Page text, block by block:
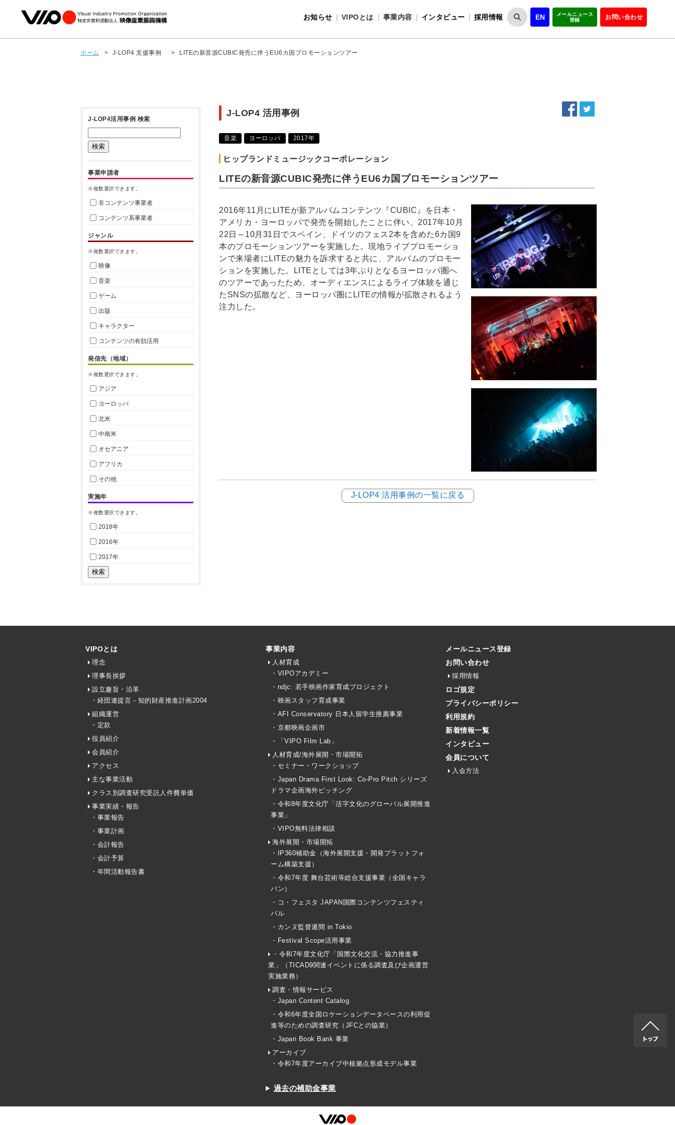
お知らせ VIPOとは
VIPOとは
事業内容
インタビュー 採用情報 EN
メールニュース
登録
お問い合わせ
ホーム > J-LOP4 支援事例 > LITEの新音源CUBIC発売に伴うEU6カ国プロモーションツアー
J-LOP4 活用事例
音楽 ヨーロッパ 2017年
ヒップランドミュージックコーポレーション
LITEの新音源CUBIC発売に伴うEU6カ国プロモーションツアー
2016年11月にLITEが新アルバムコンテンツ『CUBIC』を日本・
アメリカ・ヨーロッパで発売を開始したことに伴い、2017年10月
22日～10月31日でスペイン、ドイツのフェス2本を含めた6カ国9
本のプロモーションツアーを実施した。現地ライブプロモーショ
ンで来場者にLITEの魅力を訴求すると共に、アルバムのプロモー
ションを実施した。LITEとしては3年ぶりとなるヨーロッパ圏へ
のツアーであったため、オーディエンスによるライブ体験を通じ
たSNSの拡散など、ヨーロッパ圏にLITEの情報が拡散されるよう
注力した。
J-LOP4 活用事例の一覧に戻る
J-LOP4活用事例 検索
事業申請者
※複数選択できます。
非コンテンツ事業者
コンテンツ系事業者
ジャンル
※複数選択できます。
映像
音楽
ゲーム
出版
キャラクター
コンテンツの有効活用
発信先（地域）
※複数選択できます。
アジア
ヨーロッパ
北米
中南米
オセアニア
アフリカ
その他
実施年
※複数選択できます。
2018年
2016年
2017年
VIPOとは
理念
理事長挨拶
設立趣旨・沿革
・経団連提言－知的財産推進計画2004
組織運営
・定款
役員紹介
会員紹介
アクセス
主な事業活動
クラス別調査研究受託人件費単価
事業実績・報告
・事業報告
・事業計画
・会計報告
・会計予算
・年間活動報告書
事業内容
人材育成
・VIPOアカデミー
・ndjc: 若手映画作家育成プロジェクト
・映画スタッフ育成事業
・AFI Conservatory 日本人留学生推薦事業
・京都映画企画市
・「VIPO Film Lab」
人材育成/海外展開・市場開拓
・セミナー・ワークショップ
・Japan Drama First Look: Co-Pro Pitch シリーズ
ドラマ企画海外ピッチング
・令和8年度文化庁「活字文化のグローバル展開推進
事業」
・VIPO無料法律相談
海外展開・市場開拓
・IP360補助金（海外展開支援・開発プラットフォ
ーム構築支援）
・令和7年度 舞台芸術等総合支援事業（全国キャラ
バン）
・コ・フェスタ JAPAN国際コンテンツフェスティ
バル
・カンヌ監督週間 in Tokio
・Festival Scope活用事業
・令和7年度文化庁「国際文化交流・協力推進事
業」（TICAD9関連イベントに係る調査及び企画運営
実施業務）
調査・情報サービス
・Japan Content Catalog
・令和6年度全国ロケーションデータベースの利用促
進等のための調査研究（JFCとの協業）
・Japan Book Bank 事業
アーカイブ
・令和7年度アーカイブ中核拠点形成モデル事業
過去の補助金事業
メールニュース登録
お問い合わせ
採用情報
ロゴ規定
プライバシーポリシー
利用規約
新着情報一覧
インタビュー
会員について
入会方法